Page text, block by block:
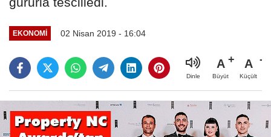
EKONOMI 02 Nisan 2019 - 16:04
Dinle
A
Büyüt
A
Küçült